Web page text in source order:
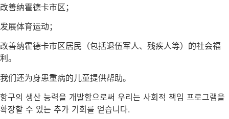
改善纳霍德卡市区；
发展体育运动；
改善纳霍德卡市区居民（包括退伍军人、残疾人等）的社会福
利。
我们还为身患重病的儿童提供帮助。
항구의 생산 능력을 개발함으로써 우리는 사회적 책임 프로그램을
확장할 수 있는 추가 기회를 얻습니다.